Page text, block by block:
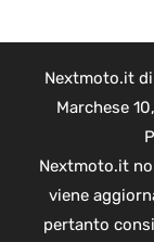
Nextmoto.it
Marchese
Nextmoto.it
viene
pertanto